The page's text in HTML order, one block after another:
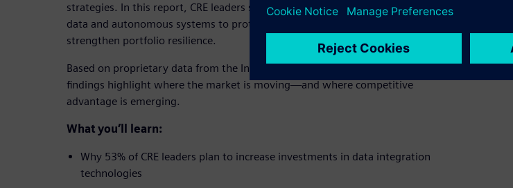
strategies. In this report, CRE leaders share how they are using digitalization,
data and autonomous systems to protect margins, accelerate sustainability, and
strengthen portfolio resilience.
Based on proprietary data from the Infrastructure Transition Monitor, the
findings highlight where the market is moving—and where competitive
advantage is emerging.
What you’ll learn:
Why 53% of CRE leaders plan to increase investments in data integration
technologies